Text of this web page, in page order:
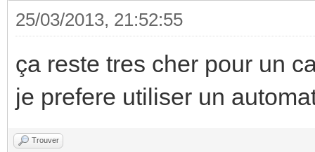
25/03/2013, 21:52:55
ça reste tres cher pour un
je prefere utiliser un
Trouver